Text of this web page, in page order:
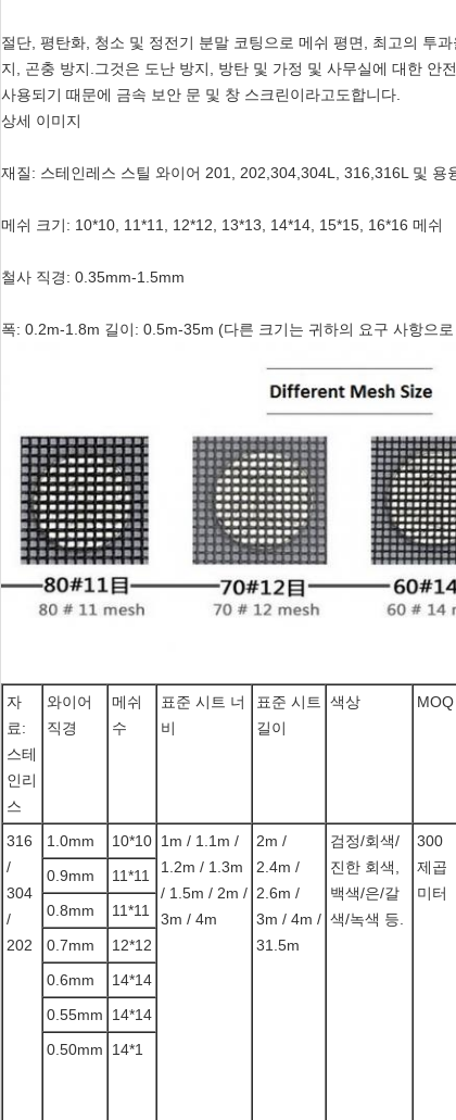
절단, 평탄화, 청소 및 정전기 분말 코팅으로 메쉬 평면, 최고의 투
지, 곤충 방지.그것은 도난 방지, 방탄 및 가정 및 사무실에 대한 안
사용되기 때문에 금속 보안 문 및 창 스크린이라고도합니다.
상세 이미지
재질: 스테인레스 스틸 와이어 201, 202,304,304L, 316,316L 및 용
메쉬 크기: 10*10, 11*11, 12*12, 13*13, 14*14, 15*15, 16*16 메쉬
철사 직경: 0.35mm-1.5mm
폭: 0.2m-1.8m 길이: 0.5m-35m (다른 크기는 귀하의 요구 사항으
자
료:
스테
인리
스
와이어
직경
메쉬
수
표준 시트 너
비
표준 시트
길이
색상 MOQ
316
/
304
/
202
1.0mm 10*10 1m / 1.1m /
1.2m / 1.3m
/ 1.5m / 2m /
3m / 4m
2m /
2.4m /
2.6m /
3m / 4m /
31.5m
검정/회색/
진한 회색,
백색/은/갈
색/녹색 등.
300
제곱
미터
0.9mm
11*11
0.8mm
11*11
0.7mm
12*12
0.6mm
14*14
0.55mm
14*14
0.50mm
14*1